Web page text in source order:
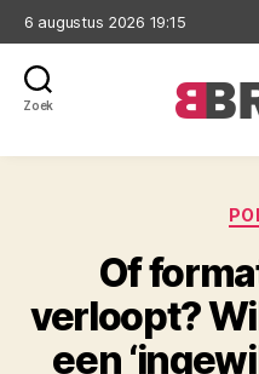
6 augustus 2026 19:15
Zoek
Of
verloopt?
een